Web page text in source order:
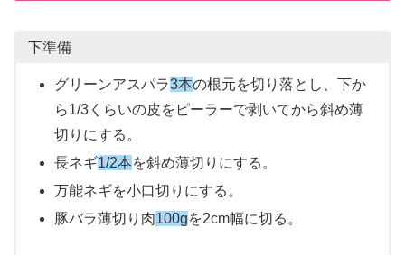
下準備
グリーンアスパラ3本の根元を切り落とし、下か
ら1/3くらいの皮をピーラーで剥いてから斜め薄
切りにする。
長ネギ1/2本を斜め薄切りにする。
万能ネギを小口切りにする。
豚バラ薄切り肉100gを2cm幅に切る。